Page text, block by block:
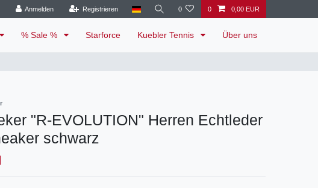
Anmelden Registrieren 0 0 0,00 EUR
% Sale % Starforce Kuebler Tennis Über uns
"R-EVOLUTION" Herren Echtleder
schwarz